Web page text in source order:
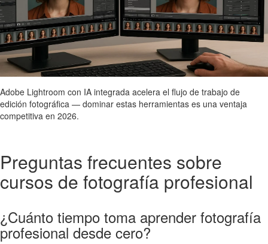
Adobe Lightroom con IA integrada acelera el flujo de trabajo de
edición fotográfica — dominar estas herramientas es una ventaja
competitiva en 2026.
Preguntas frecuentes sobre
cursos de fotografía profesional
¿Cuánto tiempo toma aprender fotografía
profesional desde cero?